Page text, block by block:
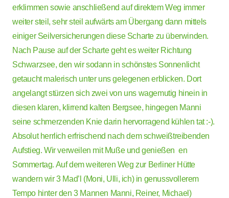
erklimmen sowie anschließend auf direktem Weg immer
weiter steil, sehr steil aufwärts am Übergang dann mittels
einiger Seilversicherungen diese Scharte zu überwinden.
Nach Pause auf der Scharte geht es weiter Richtung
Schwarzsee, den wir sodann in schönstes Sonnenlicht
getaucht malerisch unter uns gelegenen erblicken. Dort
angelangt stürzen sich zwei von uns wagemutig hinein in
diesen klaren, klirrend kalten Bergsee, hingegen Manni
seine schmerzenden Knie darin hervorragend kühlen tat :-).
Absolut herrlich erfrischend nach dem schweißtreibenden
Aufstieg. Wir verweilen mit Muße und genießen en
Sommertag. Auf dem weiteren Weg zur Berliner Hütte
wandern wir 3 Mad’l (Moni, Ulli, ich) in genussvollerem
Tempo hinter den 3 Mannen Manni, Reiner, Michael)